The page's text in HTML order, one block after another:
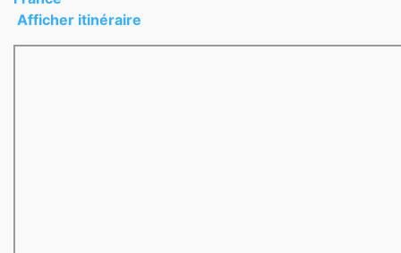
Afficher itinéraire